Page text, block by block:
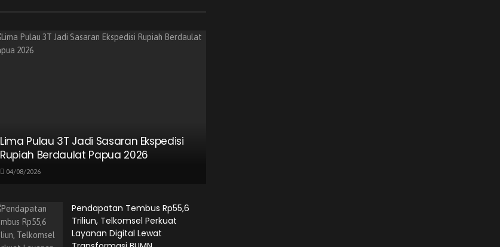
Lima Pulau 3T Jadi Sasaran Ekspedisi
Rupiah Berdaulat Papua 2026
04/08/2026
Pendapatan Tembus Rp55,6
Triliun, Telkomsel Perkuat
Layanan Digital Lewat